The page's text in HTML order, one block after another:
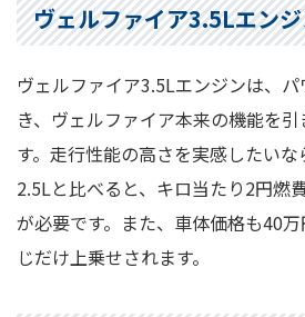
ヴェルファイア3.5Lエン
ヴェルファイア3.5Lエンジンは、
き、ヴェルファイア本来の機能を
す。走行性能の高さを実感したいな
2.5Lと比べると、キロ当たり2円燃
が必要です。また、車体価格も40
じだけ上乗せされます。